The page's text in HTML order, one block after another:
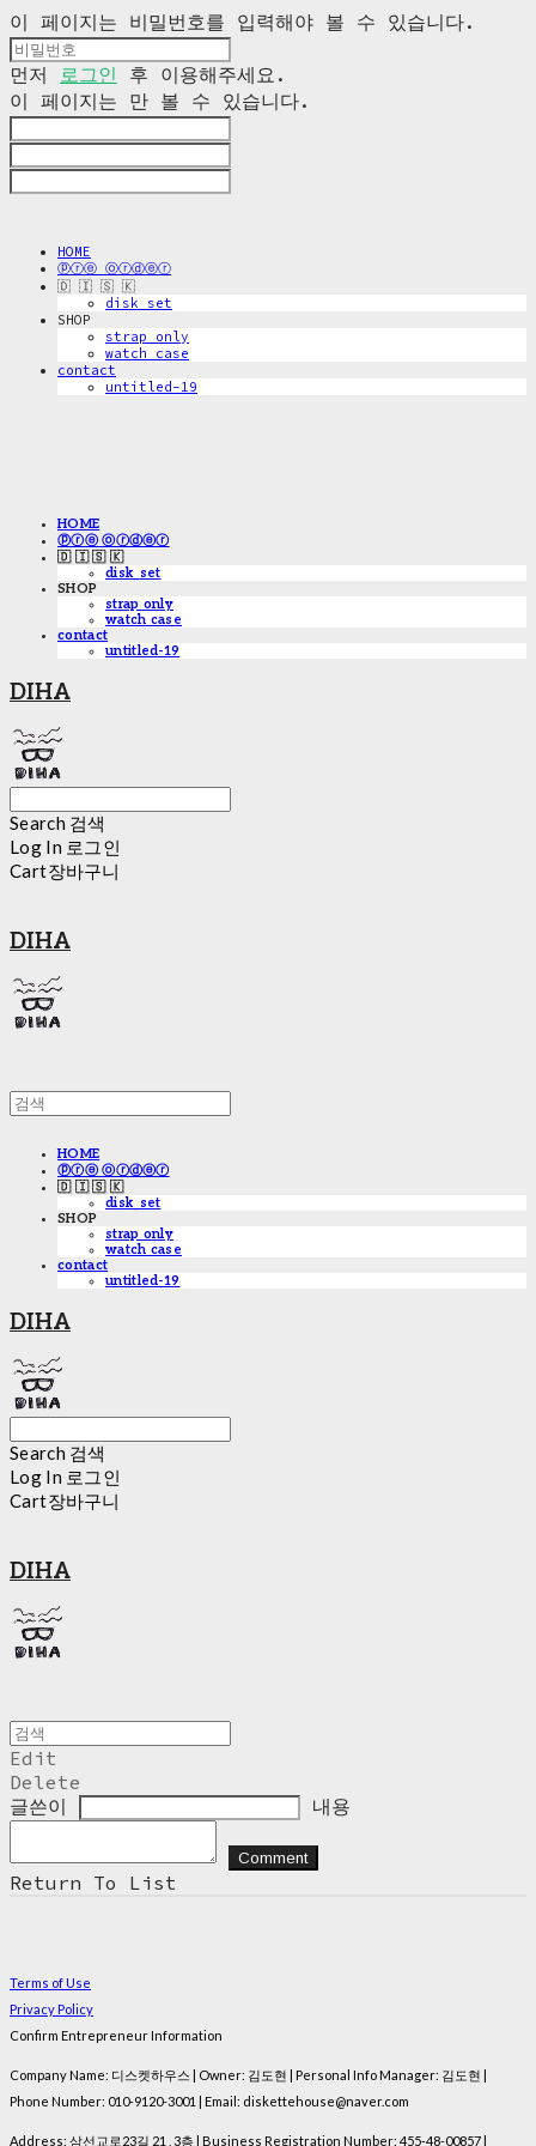
이 페이지는 비밀번호를 입력해야 볼 수 있습니다.
먼저 로그인 후 이용해주세요.
이 페이지는 만 볼 수 있습니다.
HOME
ⓟⓡⓔ ⓞⓡⓓⓔⓡ
🇩 🇮 🇸 🇰
disk_set
SHOP
strap only
watch case
contact
untitled-19
HOME
ⓟⓡⓔ ⓞⓡⓓⓔⓡ
🇩 🇮 🇸 🇰
disk_set
SHOP
strap only
watch case
contact
untitled-19
DIHA
Search 검색
Log In 로그인
Cart장바구니
DIHA
HOME
ⓟⓡⓔ ⓞⓡⓓⓔⓡ
🇩 🇮 🇸 🇰
disk_set
SHOP
strap only
watch case
contact
untitled-19
DIHA
Search 검색
Log In 로그인
Cart장바구니
DIHA
Edit
Delete
글쓴이
내용
Comment
Return To List
Terms of Use
Privacy Policy
Confirm Entrepreneur Information
Company Name: 디스켓하우스 | Owner: 김도현 | Personal Info Manager: 김도현 |
Phone Number: 010-9120-3001 | Email: diskettehouse@naver.com
Address: 삼선교로23길 21 , 3층 | Business Registration Number: 455-48-00857